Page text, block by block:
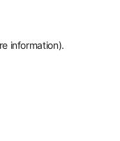
information).